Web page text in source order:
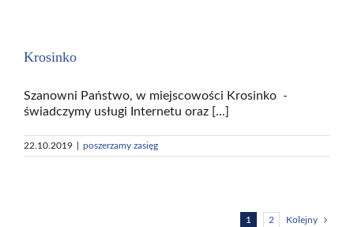
Krosinko
Szanowni Państwo, w miejscowości Krosinko -
świadczymy usługi Internetu oraz [...]
22.10.2019 poszerzamy zasięg
1 2 Kolejny